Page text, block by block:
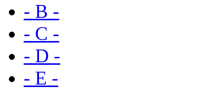
- B -
- C -
- D -
- E -